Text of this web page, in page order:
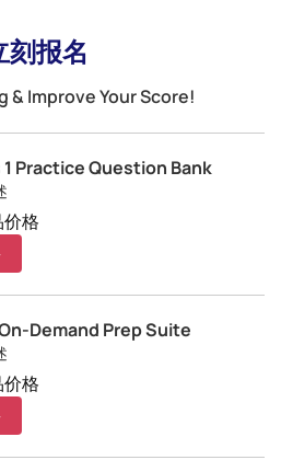
刻报名
& Improve Your Score!
1 Practice Question Bank
格
On-Demand Prep Suite
格